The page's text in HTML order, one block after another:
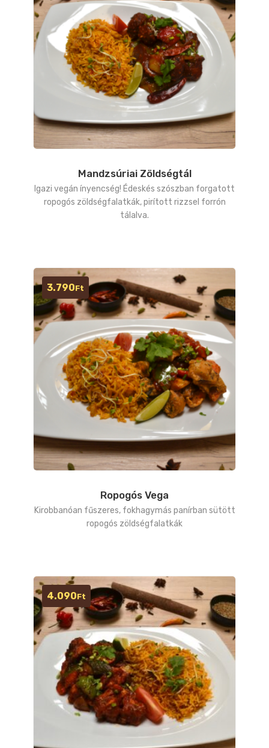
Mandzsúriai Zöldségtál
Igazi vegán ínyencség! Édeskés szószban forgatott
ropogós zöldségfalatkák, pirított rizzsel forrón
tálalva.
Ropogós Vega
Kirobbanóan fűszeres, fokhagymás panírban sütött
ropogós zöldségfalatkák
3.790Ft
4.090Ft